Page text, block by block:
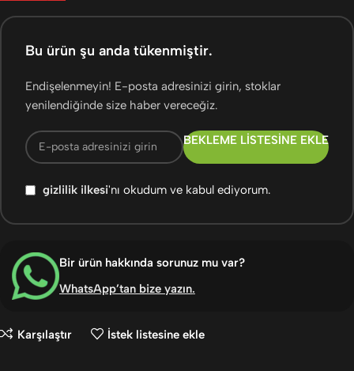
Bu ürün şu anda tükenmiştir.
Endişelenmeyin! E-posta adresinizi girin, stoklar
yenilendiğinde size haber vereceğiz.
BEKLEME LISTESINE EKLE
gizlilik ilkesi'nı okudum ve kabul ediyorum.
Bir ürün hakkında sorunuz mu var?
WhatsApp’tan bize yazın.
Karşılaştır İstek listesine ekle